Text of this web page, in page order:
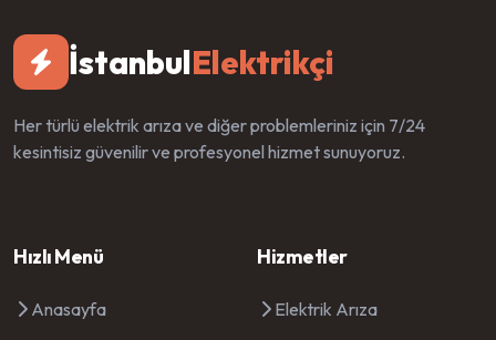
İstanbulElektrikçi
Her türlü elektrik arıza ve diğer problemleriniz için 7/24
kesintisiz güvenilir ve profesyonel hizmet sunuyoruz.
Hızlı Menü
Anasayfa
Hizmetler
Elektrik Arıza